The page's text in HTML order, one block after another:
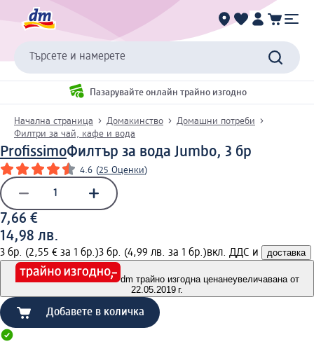
Търсете и намерете
Пазарувайте онлайн трайно изгодно
Начална страница Домакинство
Домашни потреби
Филтри за чай, кафе и вода
ProfissimoФилтър за вода Jumbo, 3 бр
4.6 (25 Оценки)
7,66 €
14,98 лв.
3 бр. (2,55 € за 1 бр.)3 бр. (4,99 лв. за 1 бр.)вкл. ДДС и доставка
dm трайно изгодна ценанеувеличавана от
22.05.2019 г.
Добавете в количка